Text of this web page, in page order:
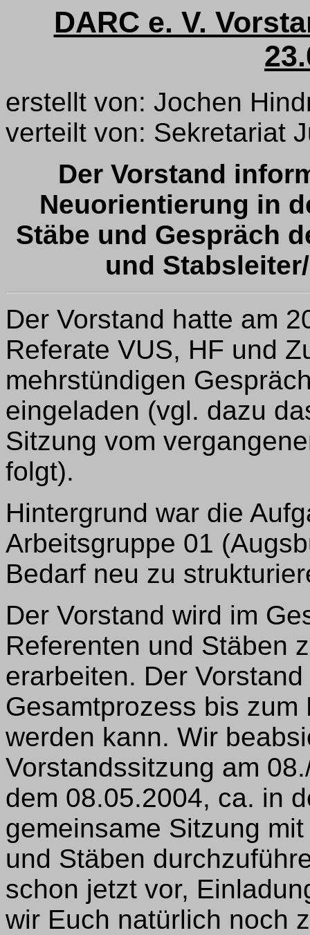
DARC e. V.
erstellt von: Jochen
verteilt von: Sekretariat
Der Vorstand
Neuorientierung in
Stäbe und Gespräch
und
Der Vorstand hatte am
Referate VUS, HF und
mehrstündigen
eingeladen (vgl. dazu
Sitzung vom
folgt).
Hintergrund war die
Arbeitsgruppe 01
Bedarf neu zu
Der Vorstand wird im
Referenten und Stäben
erarbeiten. Der
Gesamtprozess bis
werden kann. Wir
Vorstandssitzung am
dem 08.05.2004, ca. in
gemeinsame Sitzung
und Stäben
schon jetzt vor,
wir Euch natürlich noch